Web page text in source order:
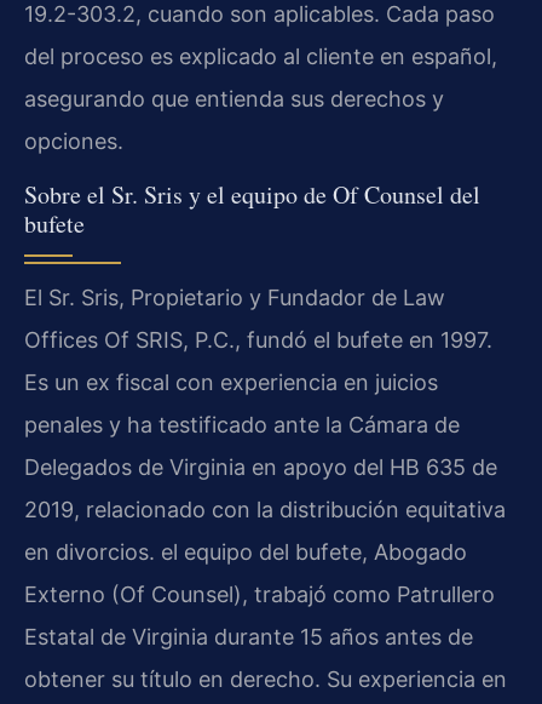
19.2-303.2, cuando son aplicables. Cada paso
del proceso es explicado al cliente en español,
asegurando que entienda sus derechos y
opciones.
Sobre el Sr. Sris y el equipo de Of Counsel del
bufete
El Sr. Sris, Propietario y Fundador de Law
Offices Of SRIS, P.C., fundó el bufete en 1997.
Es un ex fiscal con experiencia en juicios
penales y ha testificado ante la Cámara de
Delegados de Virginia en apoyo del HB 635 de
2019, relacionado con la distribución equitativa
en divorcios. el equipo del bufete, Abogado
Externo (Of Counsel), trabajó como Patrullero
Estatal de Virginia durante 15 años antes de
obtener su título en derecho. Su experiencia en